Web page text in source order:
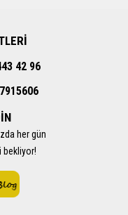
42 96
her gün
bekliyor!